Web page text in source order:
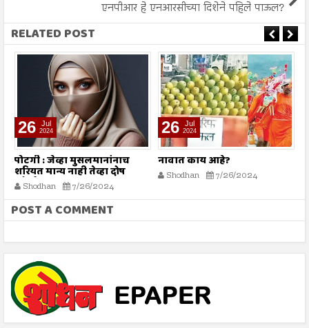
एनपीआर हे एनआरसीच्या दिशेने पहिले पाऊल?
RELATED POST
26 Jul
2024
पोटगी : जेव्हा मुसलमानांनाच
शरियत मान्य नाही तेव्हा दोष
कोर्टाला कसा द्यावा?
Shodhan 7/26/2024
26 Jul
2024
नावात काय आहे?
Shodhan 7/26/2024
POST A COMMENT